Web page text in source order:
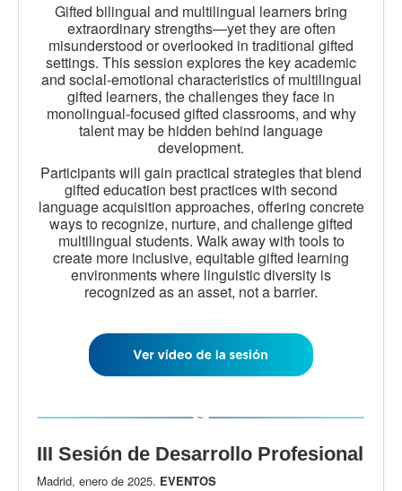
Gifted bilingual and multilingual learners bring
extraordinary strengths—yet they are often
misunderstood or overlooked in traditional gifted
settings. This session explores the key academic
and social-emotional characteristics of multilingual
gifted learners, the challenges they face in
monolingual-focused gifted classrooms, and why
talent may be hidden behind language
development.
Participants will gain practical strategies that blend
gifted education best practices with second
language acquisition approaches, offering concrete
ways to recognize, nurture, and challenge gifted
multilingual students. Walk away with tools to
create more inclusive, equitable gifted learning
environments where linguistic diversity is
recognized as an asset, not a barrier.
III Sesión de Desarrollo Profesional
Madrid, enero de 2025. EVENTOS